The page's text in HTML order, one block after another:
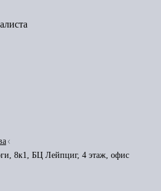
8к1, БЦ Лейпциг, 4 этаж, офис